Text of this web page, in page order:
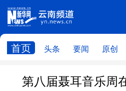
首页 头条 要闻 原创
网站地图
头条 云南要闻
第八届聂耳音乐周